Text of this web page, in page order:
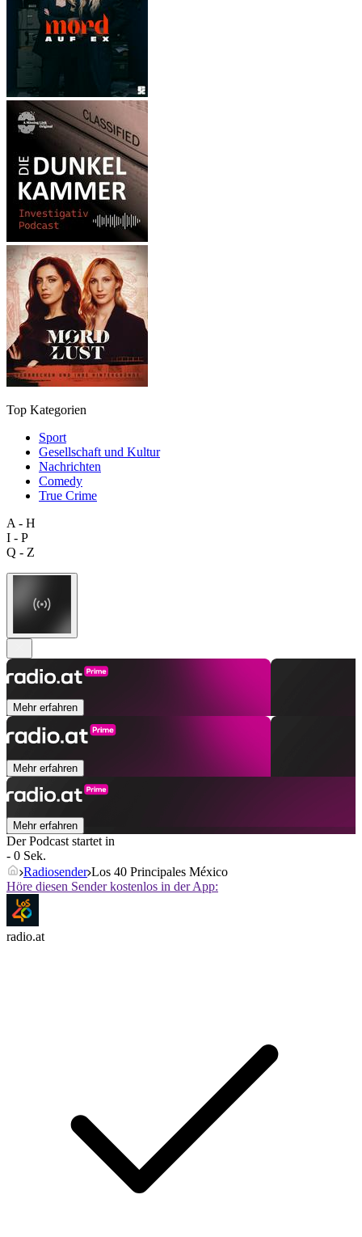
Top Kategorien
Sport
Gesellschaft und Kultur
Nachrichten
Comedy
True Crime
A - H
I - P
Q - Z
Mehr erfahren
Mehr erfahren
Mehr erfahren
Der Podcast startet in
- 0 Sek.
Radiosender Los 40 Principales México
Höre diesen Sender kostenlos in der App:
radio.at